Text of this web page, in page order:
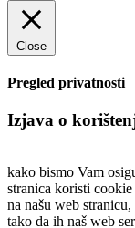
Close
Pregled privatnosti
Izjava o
kako bismo Vam
stranica koristi
na našu web
tako da ih naš web